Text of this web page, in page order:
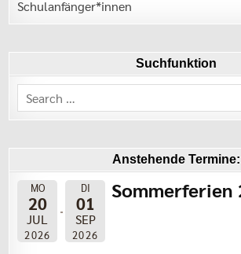
Schulanfänger*innen
Suchfunktion
Search
for:
Anstehende Termine:
MO
20
JUL
2026
DI
01
SEP
2026
Sommerferien